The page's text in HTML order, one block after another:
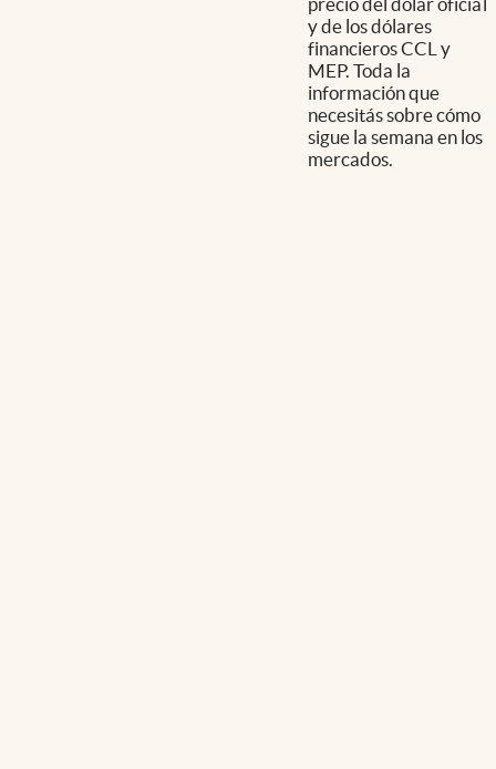
y de los dólares
financieros CCL y
MEP. Toda la
información que
necesitás sobre cómo
sigue la semana en los
mercados.